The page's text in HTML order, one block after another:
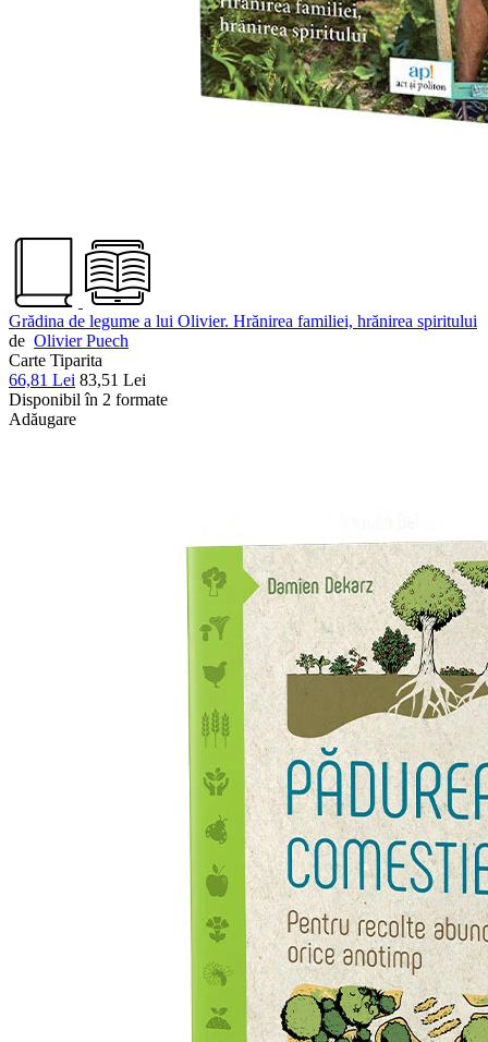
Grădina de legume a lui Olivier. Hrănirea familiei, hrănirea spiritului
de Olivier Puech
Carte Tiparita
66,81 Lei 83,51 Lei
Disponibil în 2 formate
Adăugare